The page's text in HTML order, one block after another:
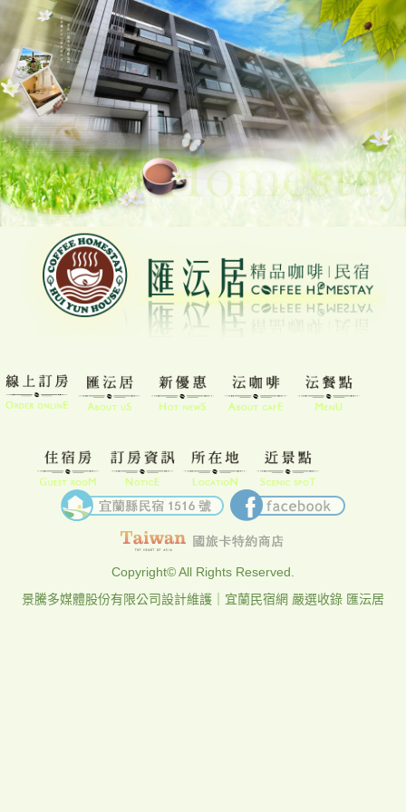
Copyright© All Rights Reserved.
景騰多媒體股份有限公司設計維護｜ 宜蘭民宿網 嚴選收錄 匯沄居